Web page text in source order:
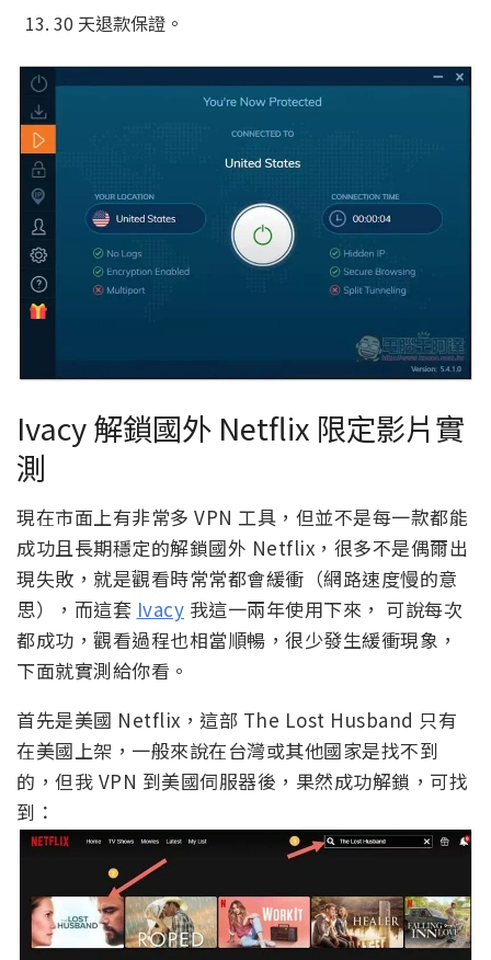
30 天退款保證。
Ivacy 解鎖國外 Netflix 限定影片實
測
現在市面上有非常多 VPN 工具，但並不是每一款都能
成功且長期穩定的解鎖國外 Netflix，很多不是偶爾出
現失敗，就是觀看時常常都會緩衝（網路速度慢的意
思），而這套 Ivacy 我這一兩年使用下來， 可說每次
都成功，觀看過程也相當順暢，很少發生緩衝現象，
下面就實測給你看。
首先是美國 Netflix，這部 The Lost Husband 只有
在美國上架，一般來說在台灣或其他國家是找不到
的，但我 VPN 到美國伺服器後，果然成功解鎖，可找
到：